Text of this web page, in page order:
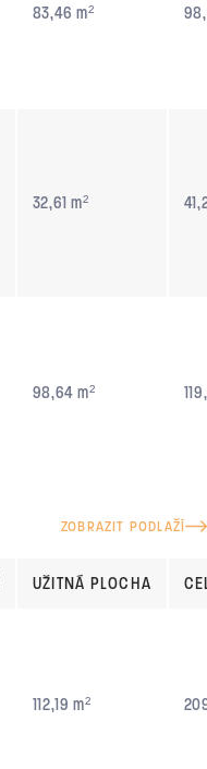
83,46 m²
32,61 m²
98,64 m²
ZOBRAZIT PODLAŽÍ
UŽITNÁ PLOCHA
112,19 m²